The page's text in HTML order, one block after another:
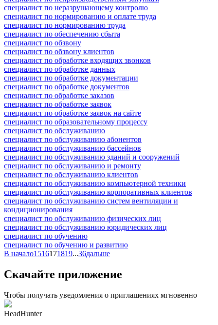
специалист по неразрушающему контролю
специалист по нормированию и оплате труда
специалист по нормированию труда
специалист по обеспечению сбыта
специалист по обзвону
специалист по обзвону клиентов
специалист по обработке входящих звонков
специалист по обработке данных
специалист по обработке документации
специалист по обработке документов
специалист по обработке заказов
специалист по обработке заявок
специалист по обработке заявок на сайте
специалист по образовательному процессу
специалист по обслуживанию
специалист по обслуживанию абонентов
специалист по обслуживанию бассейнов
специалист по обслуживанию зданий и сооружений
специалист по обслуживанию и ремонту
специалист по обслуживанию клиентов
специалист по обслуживанию компьютерной техники
специалист по обслуживанию корпоративных клиентов
специалист по обслуживанию систем вентиляции и
кондиционирования
специалист по обслуживанию физических лиц
специалист по обслуживанию юридических лиц
специалист по обучению
специалист по обучению и развитию
В начало1516171819...36дальше
Скачайте приложение
Чтобы получать уведомления о приглашениях мгновенно
HeadHunter